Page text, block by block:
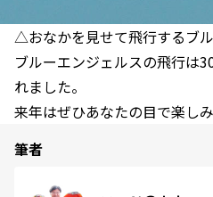
△おなかを見せて飛行するブ
ブルーエンジェルスの飛行は
れました。
来年はぜひあなたの目で楽し
筆者